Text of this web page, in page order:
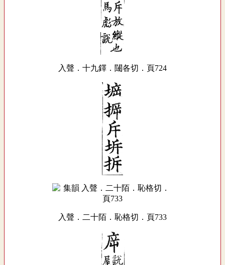
入聲．十九鐸．闥各切．頁724
入聲．二十陌．恥格切．頁733